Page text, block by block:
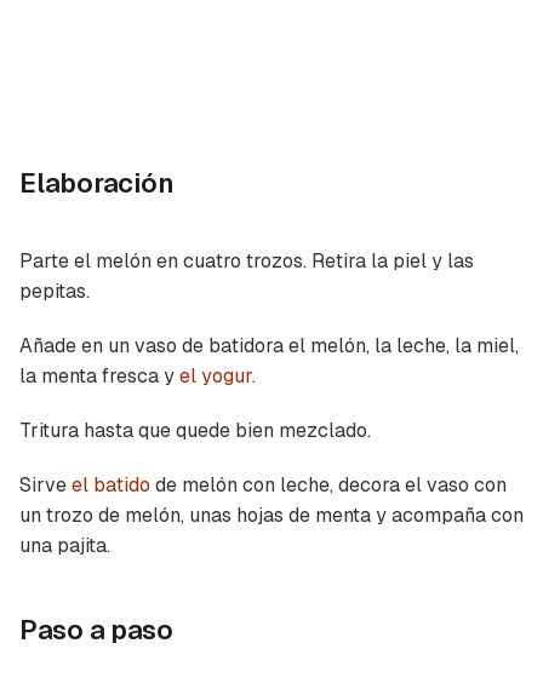
Guardar como favorito
Para poder guardar como favorito, primero has
de iniciar sesión con tu cuenta de Cocinatis.
Elaboración
Parte el melón en cuatro trozos. Retira la piel y las
pepitas.
Añade en un vaso de batidora el melón, la leche, la miel,
la menta fresca yel yogur.
Tritura hasta que quede bien mezclado.
Sirveel batido de melón con leche, decora el vaso con
un trozo de melón, unas hojas de menta y acompaña con
una pajita.
Paso a paso
Contenido enviado
Gracias por suscribirte a nuestro boletín.